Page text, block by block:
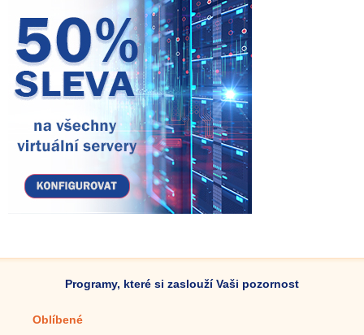
Programy, které si zaslouží Vaši pozornost
Oblíbené